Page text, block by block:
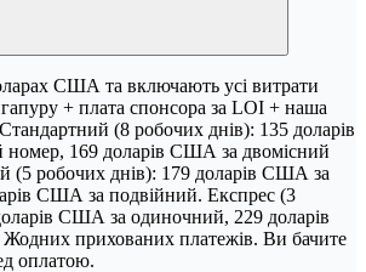
США та включають усі витрати
+ плата спонсора за LOI + наша
(8 робочих днів): 135 доларів
169 доларів США за двомісний
(5 робочих днів): 179 доларів США за
США за подвійний. Експрес (3
США за одиночний, 229 доларів
прихованих платежів. Ви бачите
оплатою.